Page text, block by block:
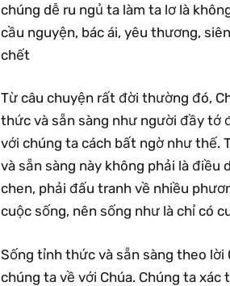
chúng dễ ru ngủ ta làm ta lơ là
cầu nguyện, bác ái, yêu thương,
chết
Từ câu chuyện rất đời thường đó,
thức và sẵn sàng như người đầy tớ
với chúng ta cách bất ngờ như thế.
và sẵn sàng này không phải là điều
chen, phải đấu tranh về nhiều
cuộc sống, nên sống như là chỉ có
Sống tỉnh thức và sẵn sàng theo lời
chúng ta về với Chúa. Chúng ta